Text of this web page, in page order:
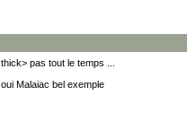
thick> pas tout le temps ...
oui Malaiac bel exemple